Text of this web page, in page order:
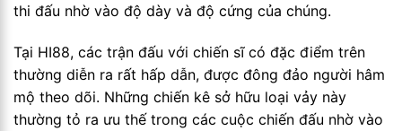
thi đấu nhờ vào độ dày và độ cứng của chúng.
Tại HI88, các trận đấu với chiến sĩ có đặc điểm trên
thường diễn ra rất hấp dẫn, được đông đảo người hâm
mộ theo dõi. Những chiến kê sở hữu loại vảy này
thường tỏ ra ưu thế trong các cuộc chiến đấu nhờ vào